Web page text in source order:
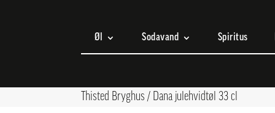
Øl Sodavand Spiritus
Thisted Bryghus / Dana julehvidtøl 33 cl